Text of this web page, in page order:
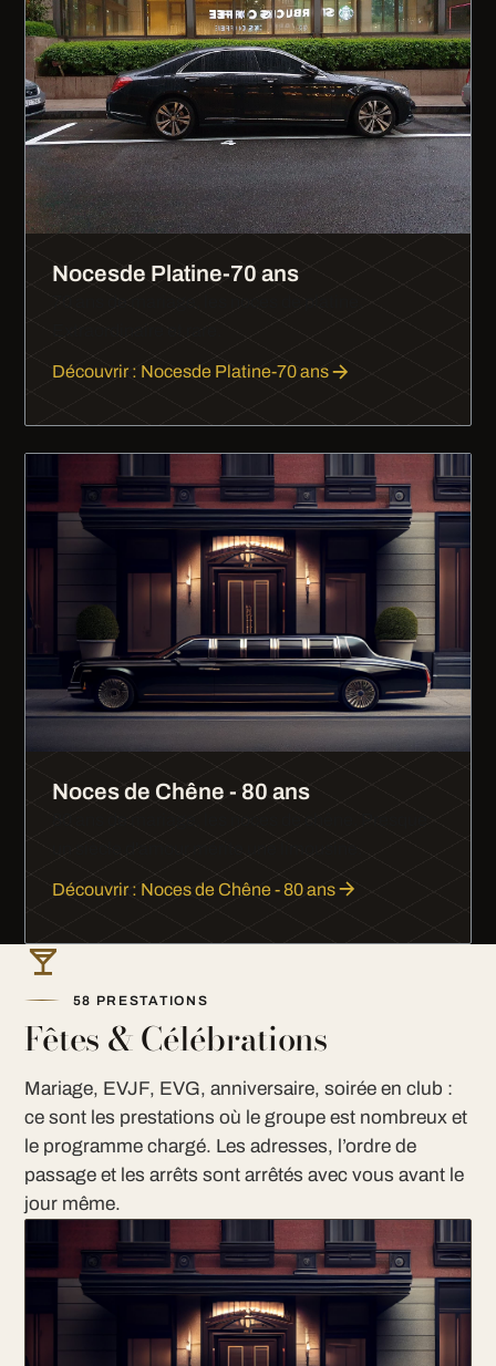
Nocesde Platine-70 ans
Découvrir : Nocesde Platine-70 ans
Noces de Chêne - 80 ans
Découvrir : Noces de Chêne - 80 ans
58 PRESTATIONS
Fêtes & Célébrations
Mariage, EVJF, EVG, anniversaire, soirée en club :
ce sont les prestations où le groupe est nombreux et
le programme chargé. Les adresses, l’ordre de
passage et les arrêts sont arrêtés avec vous avant le
jour même.